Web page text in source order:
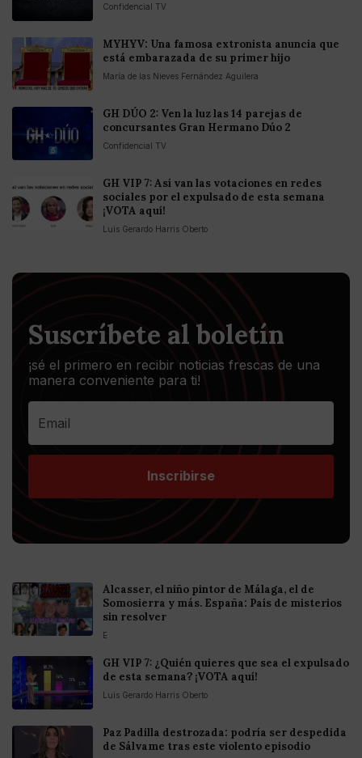
Confidencial TV
MYHYV: Una famosa extronista anuncia que
está embarazada de su primer hijo
María de las Nieves Fernández Aguilera
GH DÚO 2: Ven la luz las 14 parejas de
concursantes Gran Hermano Dúo 2
Confidencial TV
GH VIP 7: Así van las votaciones en redes
sociales por el expulsado de esta semana
¡VOTA aquí!
Luis Gerardo Harris Oberto
Suscríbete al boletín
¡sé el primero en recibir noticias frescas de una
manera conveniente para ti!
Inscribirse
Alcasser, el niño pintor de Málaga, el de
Somosierra y más. España: País de misterios
sin resolver
E
GH VIP 7: ¿Quién quieres que sea el expulsado
de esta semana? ¡VOTA aquí!
Luis Gerardo Harris Oberto
Paz Padilla destrozada: podría ser despedida
de Sálvame tras este violento episodio